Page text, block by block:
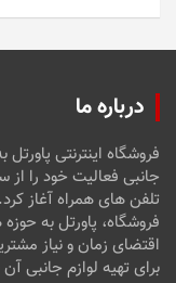
درباره ما
فروشگاه اینترنتی
تلفن های همراه آغاز
فروشگاه، پاورتل به
اقتضای زمان و نیاز
برای تهیه لوازم جانبی